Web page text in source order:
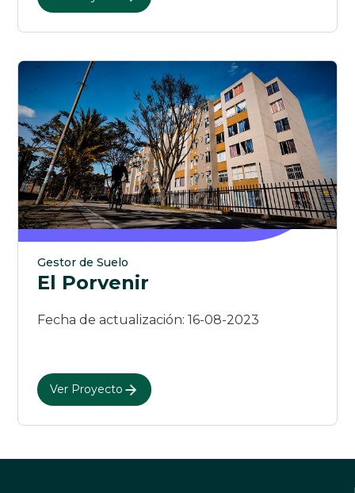
Gestor de Suelo
El Porvenir
Fecha de actualización: 16-08-2023
Ver Proyecto